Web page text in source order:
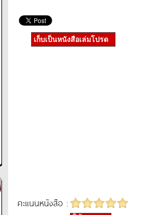
เก็บเป็นหนังสือเล่มโปรด
คะแนนหนังสือ :